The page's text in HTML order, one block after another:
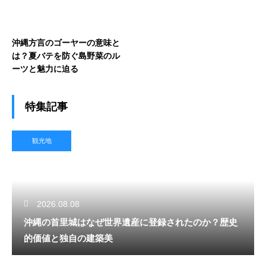
沖縄方言のゴーヤーの意味と
は？夏バテを防ぐ島野菜のル
ーツと魅力に迫る
特集記事
観光地
2026.08.08
沖縄の首里城はなぜ世界遺産に登録されたのか？歴史
的価値と独自の建築美